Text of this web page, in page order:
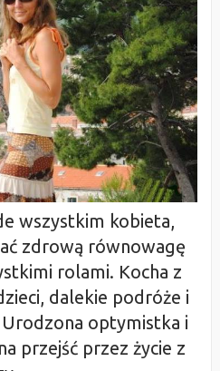
wszystkim kobieta,
zdrową równowagę
rolami. Kocha z
dalekie podróże i
Urodzona optymistka i
przejść przez życie z